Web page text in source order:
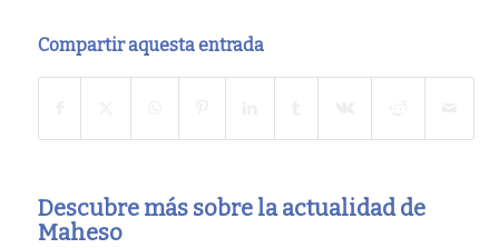
Compartir aquesta entrada
Descubre más sobre la actualidad de
Maheso